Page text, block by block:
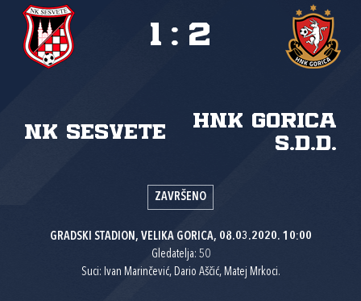
NK Sesvete
HNK Gorica
s.d.d.
1 : 2
ZAVRŠENO
GRADSKI STADION, VELIKA GORICA, 08.03.2020. 10:00
Gledatelja: 50
Suci: Ivan Marinčević, Dario Aščić, Matej Mrkoci.